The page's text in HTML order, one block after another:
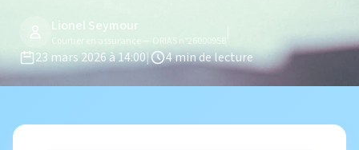
Lionel Seymour
Courtier en assurance — ORIAS n°26000958
23 mars 2026 à 14:00| 4 min de lecture